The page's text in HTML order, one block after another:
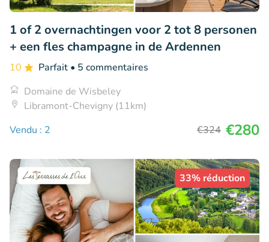
1 of 2 overnachtingen voor 2 tot 8 personen
+ een fles champagne in de Ardennen
10 Parfait • 5 commentaires
Domaine de Wisbeley
Libramont-Chevigny (11km)
Vendu : 2
€324 €280
33% réduction